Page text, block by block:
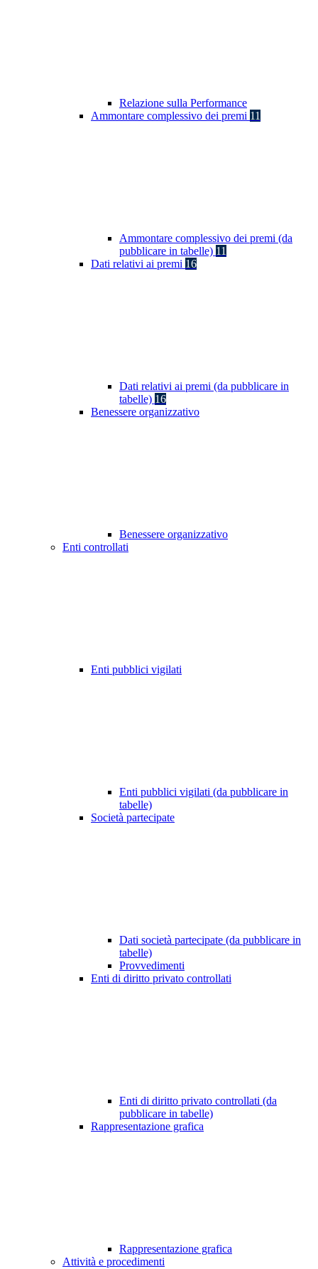
Relazione sulla Performance
Ammontare complessivo dei premi 11
Ammontare complessivo dei premi (da
pubblicare in tabelle) 11
Dati relativi ai premi 16
Dati relativi ai premi (da pubblicare in
tabelle) 16
Benessere organizzativo
Benessere organizzativo
Enti controllati
Enti pubblici vigilati
Enti pubblici vigilati (da pubblicare in
tabelle)
Società partecipate
Dati società partecipate (da pubblicare in
tabelle)
Provvedimenti
Enti di diritto privato controllati
Enti di diritto privato controllati (da
pubblicare in tabelle)
Rappresentazione grafica
Rappresentazione grafica
Attività e procedimenti